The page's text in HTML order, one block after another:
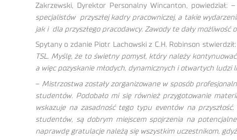
Zakrzewski, Dyrektor Personalny Wincanton, powiedział: –
specjalistów przyszłej kadry pracowniczej, a takie
jak i dla przyszłego pracodawcy. Zawody te dały
Spytany o zdanie Piotr Lachowski z C.H. Robinson stwierdził:
TSL. Myślę, że to świetny pomysł, który należy
a więc pozyskanie młodych, dynamicznych i otwartych ludzi
– Mistrzostwa zostały zorganizowane w sposób
studentów. Podobało mi się również przygotowanie
wskazuje na zasadność tego typu eventów na przyszłość.
studentów, są dobrym miejscem spojrzenia na
naprawdę gratulacje należą się wszystkim uczestnikom,